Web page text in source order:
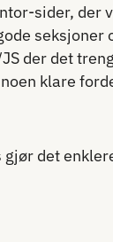
sider, der
der det
klare
det